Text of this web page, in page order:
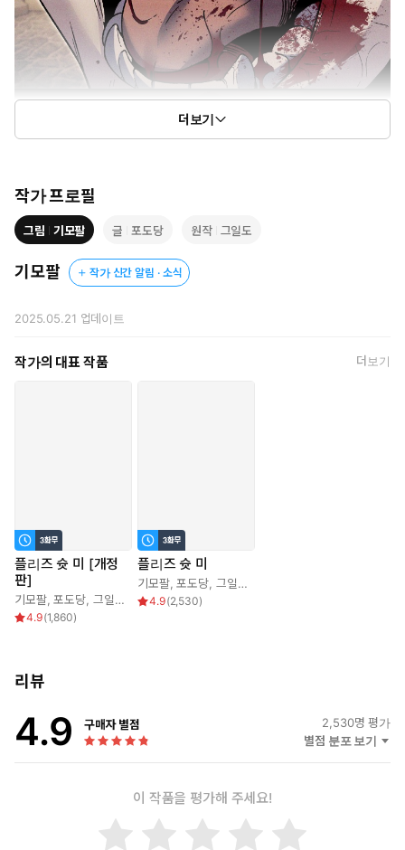
더보기
작가 프로필
그림 기모팔 글 포도당 원작 그일도
기모팔 작가 신간 알림 · 소식
2025.05.21 업데이트
작가의 대표 작품 더보기
플리즈 슛 미 [개정
판]
기모팔,포도당 그일도
4.9(1,860)
플리즈 슛 미
기모팔,포도당 그일도
4.9(2,530)
리뷰
4.9 구매자 별점 2,530명 평가
별점 분포 보기
이 작품을 평가해 주세요!